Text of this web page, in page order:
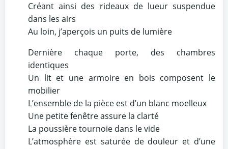
Créant ainsi des rideaux de lueur suspendue
dans les airs
Au loin, j’aperçois un puits de lumière
Dernière chaque porte, des chambres
identiques
Un lit et une armoire en bois composent le
mobilier
L’ensemble de la pièce est d’un blanc moelleux
Une petite fenêtre assure la clarté
La poussière tournoie dans le vide
L’atmosphère est saturée de douleur et d’une